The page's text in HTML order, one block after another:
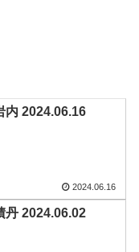
内 2024.06.16
2024.06.16
丹 2024.06.02